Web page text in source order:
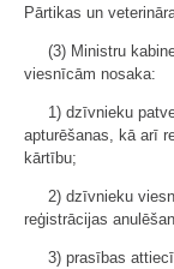
Pārtikas un
(3) Ministru
viesnīcām nosaka:
1) dzīvnieku
apturēšanas, kā arī
kārtību;
2) dzīvnieku
reģistrācijas
3) prasības